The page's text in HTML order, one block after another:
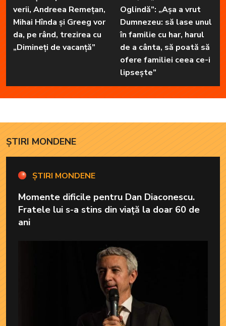
verii, Andreea Remețan,
Mihai Hînda și Greeg vor
da, pe rând, trezirea cu
„Dimineți de vacanță”
Oglindă”: „Așa a vrut
Dumnezeu: să lase unul
în familie cu har, harul
de a cânta, să poată să
ofere familiei ceea ce-i
lipsește”
ȘTIRI MONDENE
ȘTIRI MONDENE
Momente dificile pentru Dan Diaconescu.
Fratele lui s-a stins din viață la doar 60 de
ani